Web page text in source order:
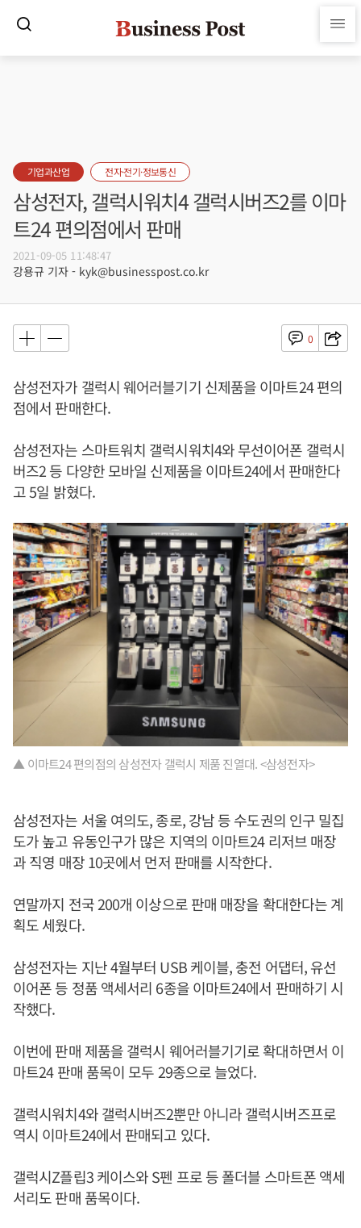
기업과산업 전자·전기·정보통신
삼성전자, 갤럭시워치4 갤럭시버즈2를 이마
트24 편의점에서 판매
2021-09-05 11:48:47
강용규 기자 - kyk@businesspost.co.kr
0
삼성전자가 갤럭시 웨어러블기기 신제품을 이마트24 편의
점에서 판매한다.
삼성전자는 스마트워치 갤럭시워치4와 무선이어폰 갤럭시
버즈2 등 다양한 모바일 신제품을 이마트24에서 판매한다
고 5일 밝혔다.
▲ 이마트24 편의점의 삼성전자 갤럭시 제품 진열대. <삼성전자>
삼성전자는 서울 여의도, 종로, 강남 등 수도권의 인구 밀집
도가 높고 유동인구가 많은 지역의 이마트24 리저브 매장
과 직영 매장 10곳에서 먼저 판매를 시작한다.
연말까지 전국 200개 이상으로 판매 매장을 확대한다는 계
획도 세웠다.
삼성전자는 지난 4월부터 USB 케이블, 충전 어댑터, 유선
이어폰 등 정품 액세서리 6종을 이마트24에서 판매하기 시
작했다.
이번에 판매 제품을 갤럭시 웨어러블기기로 확대하면서 이
마트24 판매 품목이 모두 29종으로 늘었다.
갤럭시워치4와 갤럭시버즈2뿐만 아니라 갤럭시버즈프로
역시 이마트24에서 판매되고 있다.
갤럭시Z플립3 케이스와 S펜 프로 등 폴더블 스마트폰 액세
서리도 판매 품목이다.